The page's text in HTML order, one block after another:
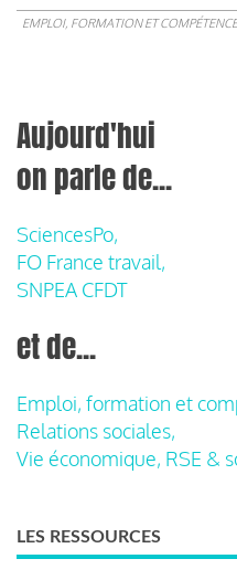
EMPLOI, FORMATION ET
Aujourd'hui
on parle de...
SciencesPo,
FO France travail,
SNPEA CFDT
et de...
Emploi, formation et
Relations sociales,
Vie économique, RSE &
LES RESSOURCES